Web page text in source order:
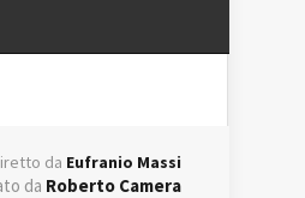
da Eufranio Massi
da Roberto Camera